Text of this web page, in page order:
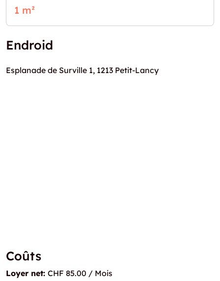
1 m²
Endroid
Esplanade de Surville 1, 1213 Petit-Lancy
Coûts
Loyer net: CHF 85.00 / Mois